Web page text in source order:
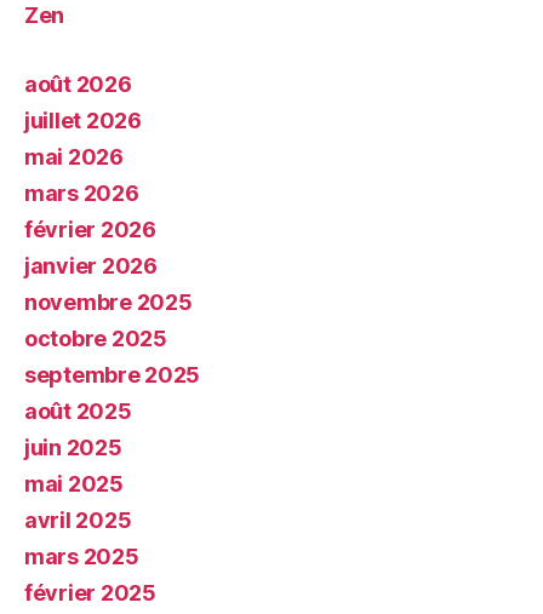
Zen
août 2026
juillet 2026
mai 2026
mars 2026
février 2026
janvier 2026
novembre 2025
octobre 2025
septembre 2025
août 2025
juin 2025
mai 2025
avril 2025
mars 2025
février 2025